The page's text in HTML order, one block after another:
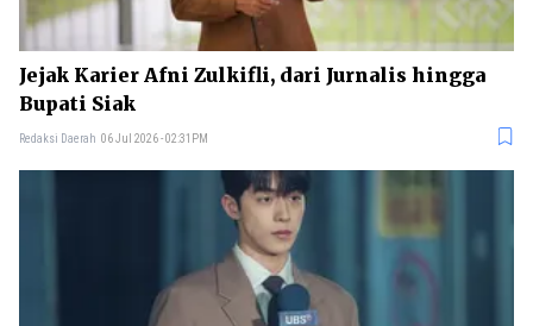
Jejak Karier Afni Zulkifli, dari Jurnalis hingga
Bupati Siak
Redaksi Daerah 06 Jul 2026 - 02:31PM